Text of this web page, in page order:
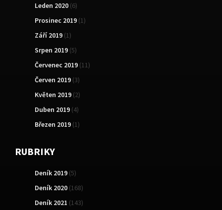
Leden 2020 (6)
Prosinec 2019 (1)
Září 2019 (1)
Srpen 2019 (5)
Červenec 2019 (11)
Červen 2019 (3)
Květen 2019 (2)
Duben 2019 (4)
Březen 2019 (1)
RUBRIKY
Deník 2019 (5)
Deník 2020 (168)
Deník 2021 (143)